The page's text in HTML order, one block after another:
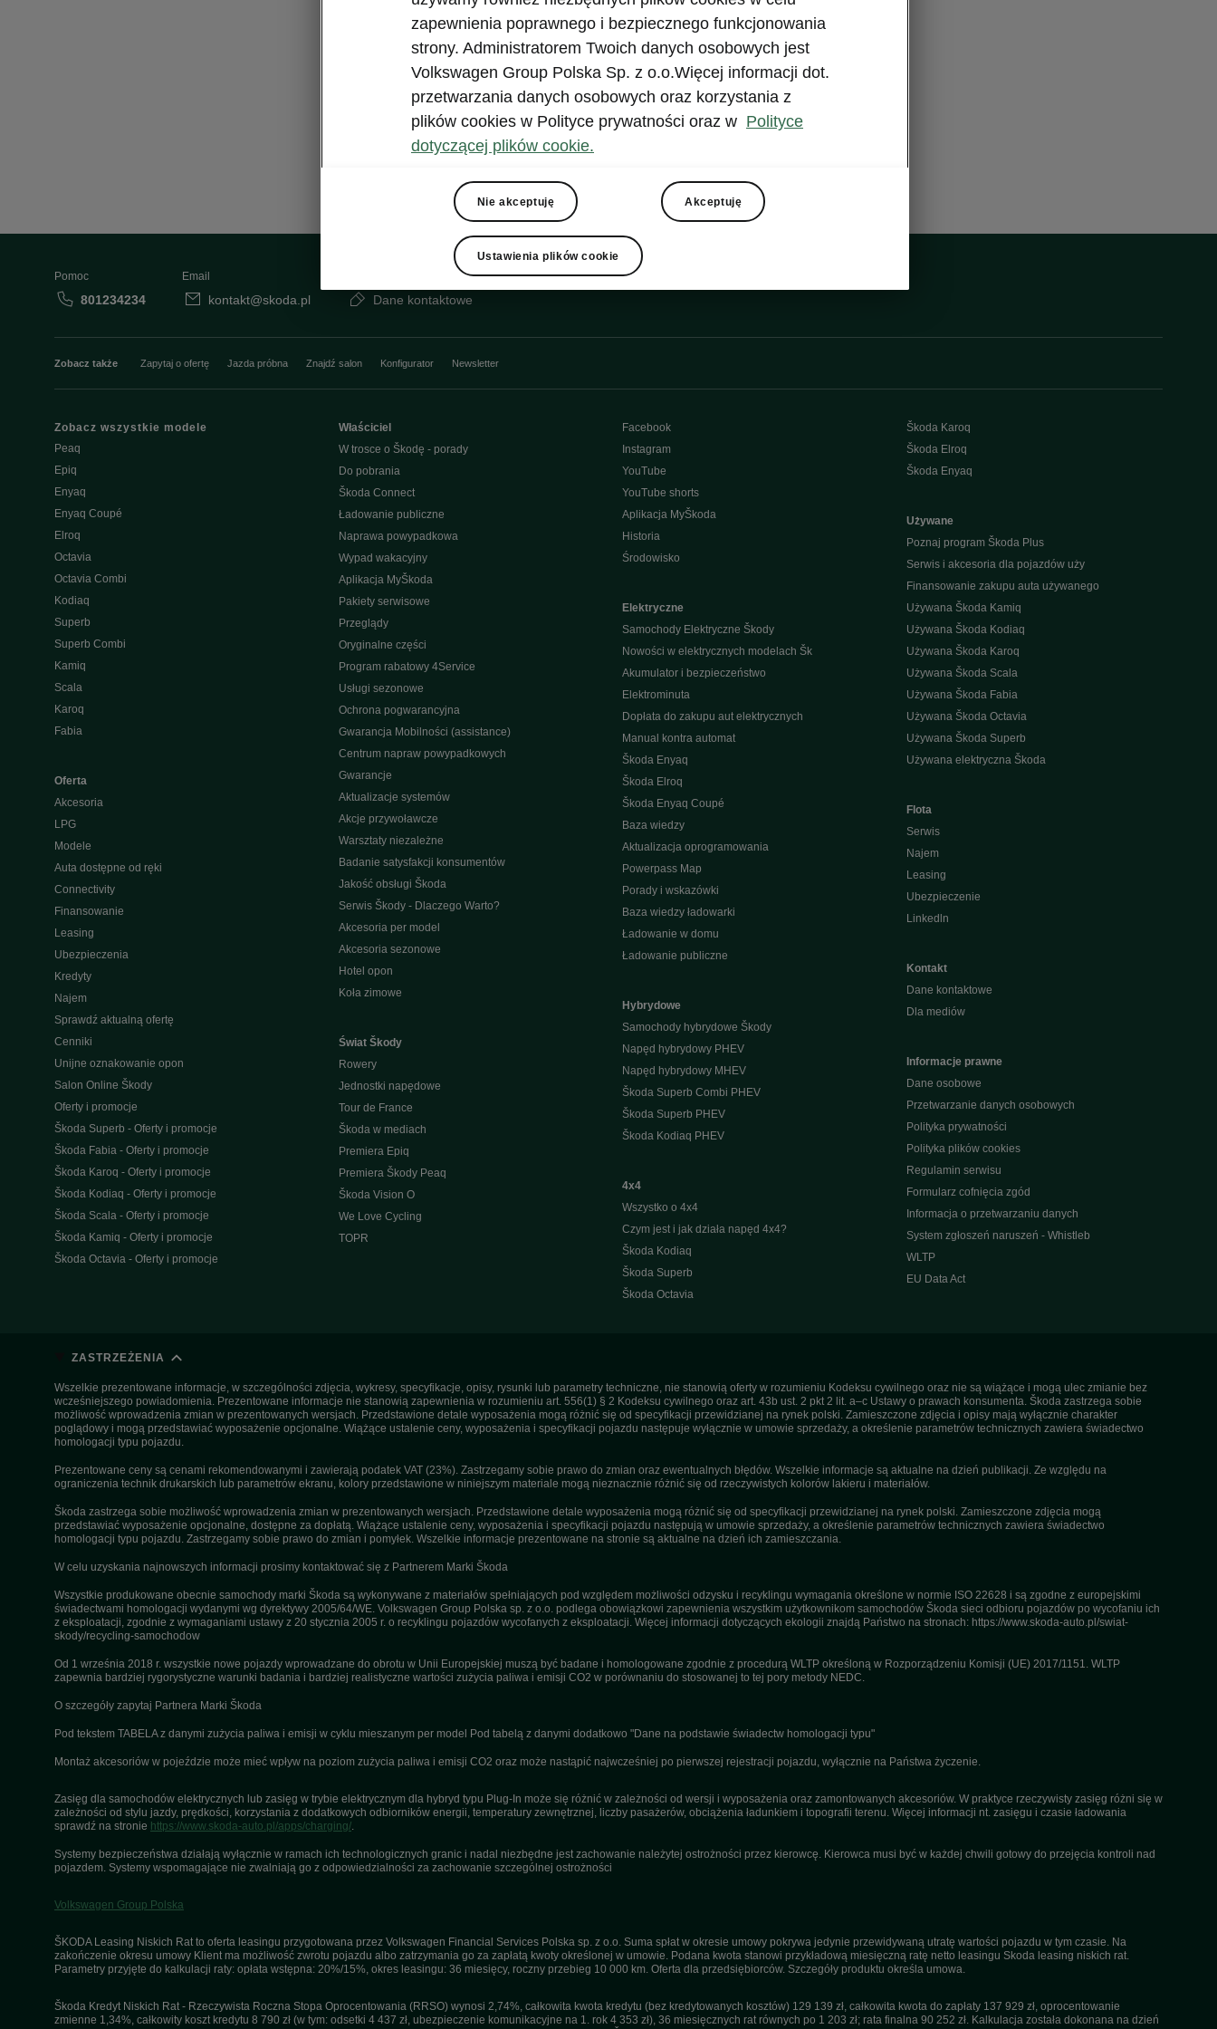
Pomoc
801234234
Email
kontakt@skoda.pl Dane kontaktowe
Zobacz także Zapytaj o ofertę Jazda próbna Znajdź salon Konfigurator Newsletter
Zobacz wszystkie modele
Peaq
Epiq
Enyaq
Enyaq Coupé
Elroq
Octavia
Octavia Combi
Kodiaq
Superb
Superb Combi
Kamiq
Scala
Karoq
Fabia
Oferta
Akcesoria
LPG
Modele
Auta dostępne od ręki
Connectivity
Finansowanie
Leasing
Ubezpieczenia
Kredyty
Najem
Sprawdź aktualną ofertę
Cenniki
Unijne oznakowanie opon
Salon Online Škody
Oferty i promocje
Škoda Superb - Oferty i promocje
Škoda Fabia - Oferty i promocje
Škoda Karoq - Oferty i promocje
Škoda Kodiaq - Oferty i promocje
Škoda Scala - Oferty i promocje
Škoda Kamiq - Oferty i promocje
Škoda Octavia - Oferty i promocje
Właściciel
W trosce o Škodę - porady
Do pobrania
Škoda Connect
Ładowanie publiczne
Naprawa powypadkowa
Wypad wakacyjny
Aplikacja MyŠkoda
Pakiety serwisowe
Przeglądy
Oryginalne części
Program rabatowy 4Service
Usługi sezonowe
Ochrona pogwarancyjna
Gwarancja Mobilności (assistance)
Centrum napraw powypadkowych
Gwarancje
Aktualizacje systemów
Akcje przywoławcze
Warsztaty niezależne
Badanie satysfakcji konsumentów
Jakość obsługi Škoda
Serwis Škody - Dlaczego Warto?
Akcesoria per model
Akcesoria sezonowe
Hotel opon
Koła zimowe
Świat Škody
Rowery
Jednostki napędowe
Tour de France
Škoda w mediach
Premiera Epiq
Premiera Škody Peaq
Škoda Vision O
We Love Cycling
TOPR
Facebook
Instagram
YouTube
YouTube shorts
Aplikacja MyŠkoda
Historia
Środowisko
Elektryczne
Samochody Elektryczne Škody
Nowości w elektrycznych modelach Šk
Akumulator i bezpieczeństwo
Elektrominuta
Dopłata do zakupu aut elektrycznych
Manual kontra automat
Škoda Enyaq
Škoda Elroq
Škoda Enyaq Coupé
Baza wiedzy
Aktualizacja oprogramowania
Powerpass Map
Porady i wskazówki
Baza wiedzy ładowarki
Ładowanie w domu
Ładowanie publiczne
Hybrydowe
Samochody hybrydowe Škody
Napęd hybrydowy PHEV
Napęd hybrydowy MHEV
Škoda Superb Combi PHEV
Škoda Superb PHEV
Škoda Kodiaq PHEV
4x4
Wszystko o 4x4
Czym jest i jak działa napęd 4x4?
Škoda Kodiaq
Škoda Superb
Škoda Octavia
Škoda Karoq
Škoda Elroq
Škoda Enyaq
Używane
Poznaj program Škoda Plus
Serwis i akcesoria dla pojazdów uży
Finansowanie zakupu auta używanego
Używana Škoda Kamiq
Używana Škoda Kodiaq
Używana Škoda Karoq
Używana Škoda Scala
Używana Škoda Fabia
Używana Škoda Octavia
Używana Škoda Superb
Używana elektryczna Škoda
Flota
Serwis
Najem
Leasing
Ubezpieczenie
Linkedln
Kontakt
Dane kontaktowe
Dla mediów
Informacje prawne
Dane osobowe
Przetwarzanie danych osobowych
Polityka prywatności
Polityka plików cookies
Regulamin serwisu
Formularz cofnięcia zgód
Informacja o przetwarzaniu danych
System zgłoszeń naruszeń - Whistleb
WLTP
EU Data Act
ZASTRZEŻENIA
Wszelkie prezentowane informacje, w szczególności zdjęcia, wykresy, specyfikacje, opisy, rysunki lub parametry techniczne, nie stanowią oferty w rozumieniu Kodeksu cywilnego oraz nie są wiążące i mogą ulec zmianie bez
wcześniejszego powiadomienia. Prezentowane informacje nie stanowią zapewnienia w rozumieniu art. 556(1) § 2 Kodeksu cywilnego oraz art. 43b ust. 2 pkt 2 lit. a–c Ustawy o prawach konsumenta. Škoda zastrzega sobie
możliwość wprowadzenia zmian w prezentowanych wersjach. Przedstawione detale wyposażenia mogą różnić się od specyfikacji przewidzianej na rynek polski. Zamieszczone zdjęcia i opisy mają wyłącznie charakter
poglądowy i mogą przedstawiać wyposażenie opcjonalne. Wiążące ustalenie ceny, wyposażenia i specyfikacji pojazdu następuje wyłącznie w umowie sprzedaży, a określenie parametrów technicznych zawiera świadectwo
homologacji typu pojazdu.
Prezentowane ceny są cenami rekomendowanymi i zawierają podatek VAT (23%). Zastrzegamy sobie prawo do zmian oraz ewentualnych błędów. Wszelkie informacje są aktualne na dzień publikacji. Ze względu na
ograniczenia technik drukarskich lub parametrów ekranu, kolory przedstawione w niniejszym materiale mogą nieznacznie różnić się od rzeczywistych kolorów lakieru i materiałów.
Škoda zastrzega sobie możliwość wprowadzenia zmian w prezentowanych wersjach. Przedstawione detale wyposażenia mogą różnić się od specyfikacji przewidzianej na rynek polski. Zamieszczone zdjęcia mogą
przedstawiać wyposażenie opcjonalne, dostępne za dopłatą. Wiążące ustalenie ceny, wyposażenia i specyfikacji pojazdu następują w umowie sprzedaży, a określenie parametrów technicznych zawiera świadectwo
homologacji typu pojazdu. Zastrzegamy sobie prawo do zmian i pomyłek. Wszelkie informacje prezentowane na stronie są aktualne na dzień ich zamieszczania.
W celu uzyskania najnowszych informacji prosimy kontaktować się z Partnerem Marki Škoda
Wszystkie produkowane obecnie samochody marki Škoda są wykonywane z materiałów spełniających pod względem możliwości odzysku i recyklingu wymagania określone w normie ISO 22628 i są zgodne z europejskimi
świadectwami homologacji wydanymi wg dyrektywy 2005/64/WE. Volkswagen Group Polska sp. z o.o. podlega obowiązkowi zapewnienia wszystkim użytkownikom samochodów Škoda sieci odbioru pojazdów po wycofaniu ich
z eksploatacji, zgodnie z wymaganiami ustawy z 20 stycznia 2005 r. o recyklingu pojazdów wycofanych z eksploatacji. Więcej informacji dotyczących ekologii znajdą Państwo na stronach: https://www.skoda-auto.pl/swiat-
skody/recycling-samochodow
Od 1 września 2018 r. wszystkie nowe pojazdy wprowadzane do obrotu w Unii Europejskiej muszą być badane i homologowane zgodnie z procedurą WLTP określoną w Rozporządzeniu Komisji (UE) 2017/1151. WLTP
zapewnia bardziej rygorystyczne warunki badania i bardziej realistyczne wartości zużycia paliwa i emisji CO2 w porównaniu do stosowanej to tej pory metody NEDC.
O szczegóły zapytaj Partnera Marki Škoda
Pod tekstem TABELA z danymi zużycia paliwa i emisji w cyklu mieszanym per model Pod tabelą z danymi dodatkowo "Dane na podstawie świadectw homologacji typu"
Montaż akcesoriów w pojeździe może mieć wpływ na poziom zużycia paliwa i emisji CO2 oraz może nastąpić najwcześniej po pierwszej rejestracji pojazdu, wyłącznie na Państwa życzenie.
Zasięg dla samochodów elektrycznych lub zasięg w trybie elektrycznym dla hybryd typu Plug-In może się różnić w zależności od wersji i wyposażenia oraz zamontowanych akcesoriów. W praktyce rzeczywisty zasięg różni się w
zależności od stylu jazdy, prędkości, korzystania z dodatkowych odbiorników energii, temperatury zewnętrznej, liczby pasażerów, obciążenia ładunkiem i topografii terenu. Więcej informacji nt. zasięgu i czasie ładowania
sprawdź na stronie https://www.skoda-auto.pl/apps/charging/.
Systemy bezpieczeństwa działają wyłącznie w ramach ich technologicznych granic i nadal niezbędne jest zachowanie należytej ostrożności przez kierowcę. Kierowca musi być w każdej chwili gotowy do przejęcia kontroli nad
pojazdem. Systemy wspomagające nie zwalniają go z odpowiedzialności za zachowanie szczególnej ostrożności
Volkswagen Group Polska
ŠKODA Leasing Niskich Rat to oferta leasingu przygotowana przez Volkswagen Financial Services Polska sp. z o.o. Suma spłat w okresie umowy pokrywa jedynie przewidywaną utratę wartości pojazdu w tym czasie. Na
zakończenie okresu umowy Klient ma możliwość zwrotu pojazdu albo zatrzymania go za zapłatą kwoty określonej w umowie. Podana kwota stanowi przykładową miesięczną ratę netto leasingu Skoda leasing niskich rat.
Parametry przyjęte do kalkulacji raty: opłata wstępna: 20%/15%, okres leasingu: 36 miesięcy, roczny przebieg 10 000 km. Oferta dla przedsiębiorców. Szczegóły produktu określa umowa.
Škoda Kredyt Niskich Rat - Rzeczywista Roczna Stopa Oprocentowania (RRSO) wynosi 2,74%, całkowita kwota kredytu (bez kredytowanych kosztów) 129 139 zł, całkowita kwota do zapłaty 137 929 zł, oprocentowanie
zmienne 1,34%, całkowity koszt kredytu 8 790 zł (w tym: odsetki 4 437 zł, ubezpieczenie komunikacyjne na 1. rok 4 353 zł), 36 miesięcznych rat równych po 1 203 zł; rata finalna 90 252 zł. Kalkulacja została dokonana na dzień
zapewnienia poprawnego i bezpiecznego funkcjonowania
strony. Administratorem Twoich danych osobowych jest
Volkswagen Group Polska Sp. z o.o.Więcej informacji dot.
przetwarzania danych osobowych oraz korzystania z
plików cookies w Polityce prywatności oraz w Polityce
dotyczącej plików cookie.
Nie akceptuję Akceptuję
Ustawienia plików cookie